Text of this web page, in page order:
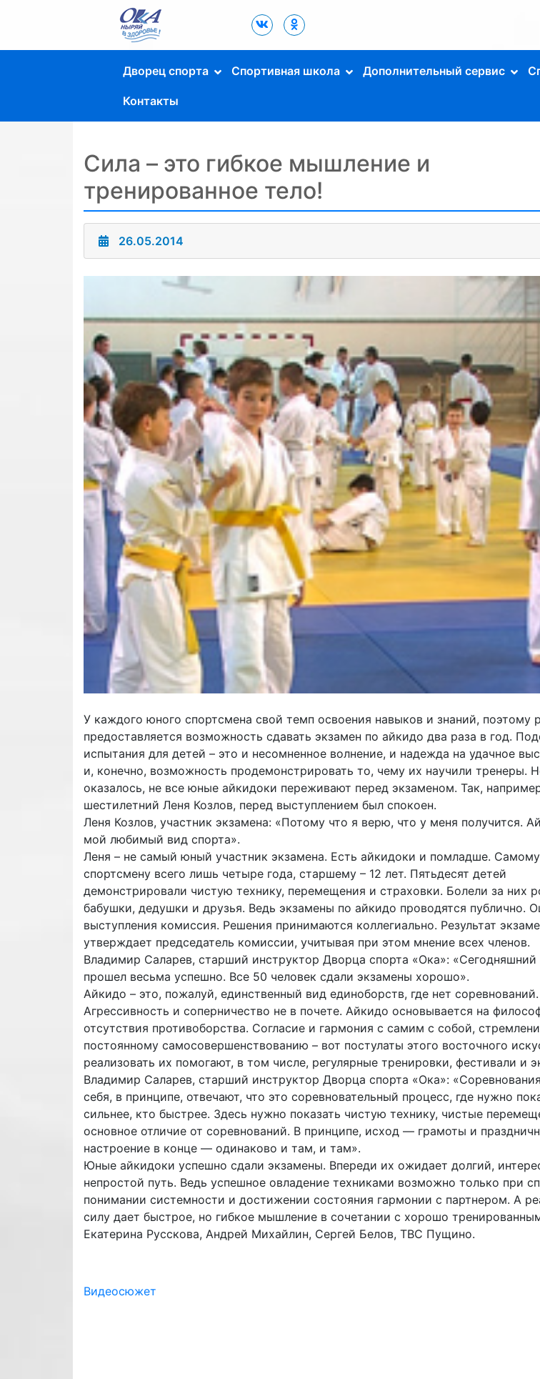
Дворец Спорта
"Ока" г. Пущино
Дворец спорта Спортивная школа Дополнительный сервис
Контакты
Сила – это гибкое мышление и
тренированное тело!
26.05.2014
У каждого юного спортсмена свой темп освоения навыков и знаний, поэтому
предоставляется возможность сдавать экзамен по айкидо два раза в год.
испытания для детей – это и несомненное волнение, и надежда на удачное
и, конечно, возможность продемонстрировать то, чему их научили тренеры.
оказалось, не все юные айкидоки переживают перед экзаменом. Так,
шестилетний Леня Козлов, перед выступлением был спокоен.
Леня Козлов, участник экзамена: «Потому что я верю, что у меня получится.
мой любимый вид спорта».
Леня – не самый юный участник экзамена. Есть айкидоки и помладше.
спортсмену всего лишь четыре года, старшему – 12 лет. Пятьдесят детей
демонстрировали чистую технику, перемещения и страховки. Болели за них
бабушки, дедушки и друзья. Ведь экзамены по айкидо проводятся публично.
выступления комиссия. Решения принимаются коллегиально. Результат
утверждает председатель комиссии, учитывая при этом мнение всех членов.
Владимир Саларев, старший инструктор Дворца спорта «Ока»: «Сегодняшний
прошел весьма успешно. Все 50 человек сдали экзамены хорошо».
Айкидо – это, пожалуй, единственный вид единоборств, где нет соревнований.
Агрессивность и соперничество не в почете. Айкидо основывается на
отсутствия противоборства. Согласие и гармония с самим с собой,
постоянному самосовершенствованию – вот постулаты этого восточного
реализовать их помогают, в том числе, регулярные тренировки, фестивали и
Владимир Саларев, старший инструктор Дворца спорта «Ока»:
себя, в принципе, отвечают, что это соревновательный процесс, где нужно
сильнее, кто быстрее. Здесь нужно показать чистую технику, чистые
основное отличие от соревнований. В принципе, исход — грамоты и
настроение в конце — одинаково и там, и там».
Юные айкидоки успешно сдали экзамены. Впереди их ожидает долгий,
непростой путь. Ведь успешное овладение техниками возможно только при
понимании системности и достижении состояния гармонии с партнером. А
силу дает быстрое, но гибкое мышление в сочетании с хорошо
Екатерина Русскова, Андрей Михайлин, Сергей Белов, ТВС Пущино.
Видеосюжет